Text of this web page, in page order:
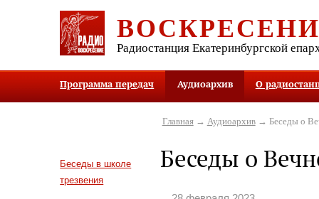
Радиостанция Екатеринбургской
Программа передач Аудиоархив О
Беседы в школе
трезвения
Главная→ Аудиоархив→ Беседы о
Беседы о